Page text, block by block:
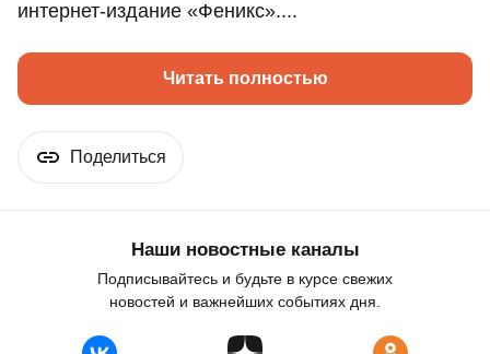
интернет-издание «Феникс»....
Читать полностью
Поделиться
Наши новостные каналы
Подписывайтесь и будьте в курсе свежих
новостей и важнейших событиях дня.